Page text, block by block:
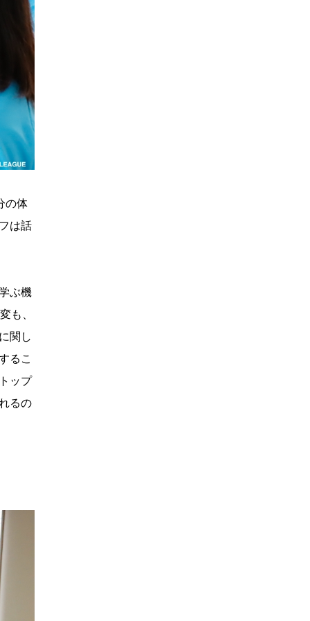
の体
は話
ぶ機
も、
関し
るこ
ップ
るの